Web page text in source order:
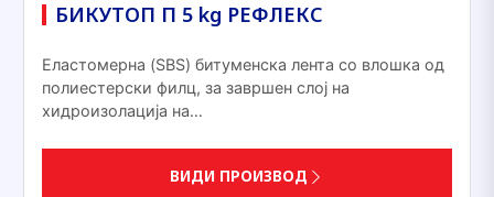
БИКУТОП П 5 kg РЕФЛЕКС
Еластомерна (SBS) битуменска лента со влошка од
полиестерски филц, за завршен слој на
хидроизолација на…
ВИДИ ПРОИЗВОД